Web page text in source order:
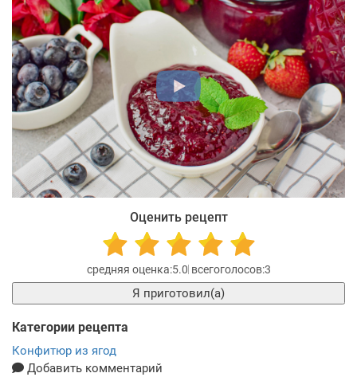
Оценить рецепт
5.0 3
Я приготовил(а)
Категории рецепта
Конфитюр из ягод
Добавить комментарий